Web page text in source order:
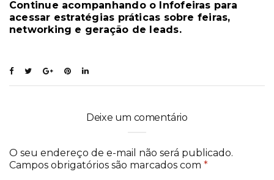
Continue acompanhando o Infofeiras para
acessar estratégias práticas sobre feiras,
networking e geração de leads.
Deixe um comentário
O seu endereço de e-mail não será publicado.
Campos obrigatórios são marcados com *